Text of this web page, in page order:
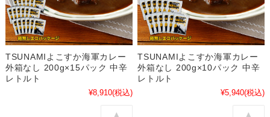
TSUNAMIよこすか海軍カレー
外箱なし 200g×15パック 中辛
レトルト
¥8,910(税込)
TSUNAMIよこすか海軍カレー
外箱なし 200g×10パック 中辛
レトルト
¥5,940(税込)